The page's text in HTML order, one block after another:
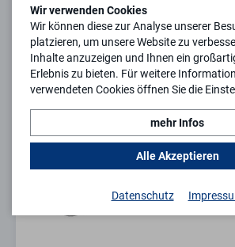
Filtern
Wir verwenden Cookies
Wir können diese zur Analyse unserer
platzieren, um unsere Website zu
Inhalte anzuzeigen und Ihnen ein
Erlebnis zu bieten. Für weitere
verwendeten Cookies öffnen Sie die
mehr Infos
Alle Akzeptieren
Datenschutz